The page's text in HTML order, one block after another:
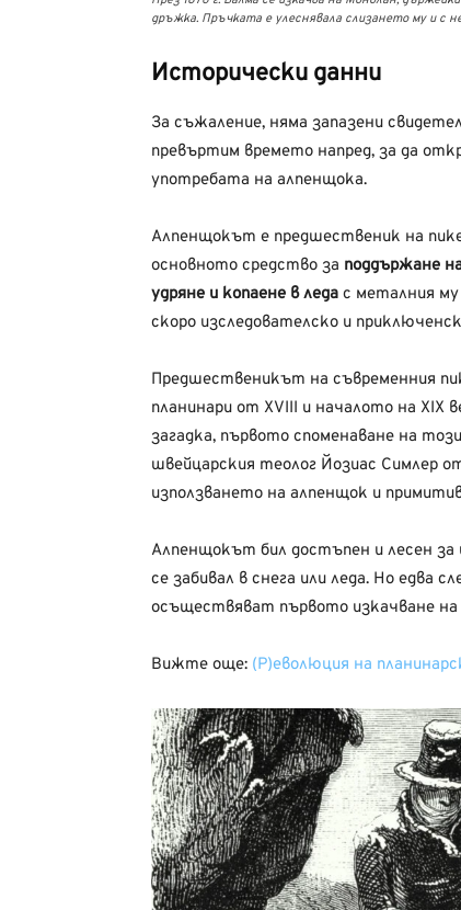
дръжка. Пръчката е улеснявала слизането му и с
Исторически данни
За съжаление, няма запазени
превъртим времето напред, за да
употребата на алпенщока.
Алпенщокът е предшественик на
основното средство за поддържане
удряне и копаене в леда с металния
скоро изследователско и
Предшественикът на съвременния
планинари от XVIII и началото на XIX
загадка, първото споменаване на
швейцарския теолог Йозиас Симлер
използването на алпенщок и
Алпенщокът бил достъпен и лесен за
се забивал в снега или леда. Но едва
осъществяват първото изкачване на
Вижте още: (Р)еволюция на